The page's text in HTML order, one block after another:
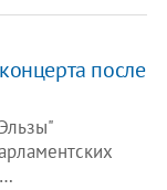
после